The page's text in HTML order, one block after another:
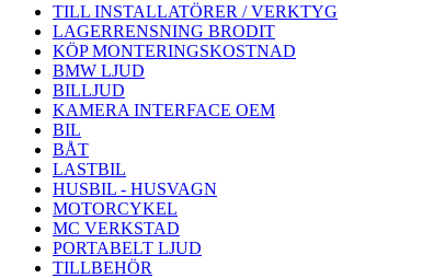
TILL INSTALLATÖRER / VERKTYG
LAGERRENSNING BRODIT
KÖP MONTERINGSKOSTNAD
BMW LJUD
BILLJUD
KAMERA INTERFACE OEM
BIL
BÅT
LASTBIL
HUSBIL - HUSVAGN
MOTORCYKEL
MC VERKSTAD
PORTABELT LJUD
TILLBEHÖR